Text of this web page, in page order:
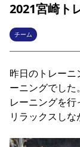
試合について
試合日程 / 結果
チームについて
選手・スタッフ
アカデミー ハナ
観戦する
チケット
チケット情報 販
シーズンシート
特定興行入場券
クラブを知る
セレッソ大阪に
ファンクラブ
2021宮崎ト
チーム
昨日のトレー
ーニングでした
レーニングを
リラックスしな